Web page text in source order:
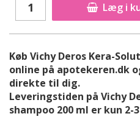
Læg i
Køb Vichy Deros Kera-
online på apotekeren.dk
direkte til dig.
Leveringstiden på Vichy
shampoo 200 ml er kun 2-